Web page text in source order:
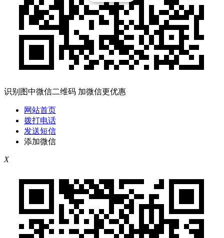
识别图中微信二维码 加微信更优惠
网站首页
拨打电话
发送短信
添加微信
X